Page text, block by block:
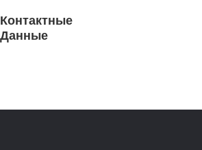
Контактные
Данные